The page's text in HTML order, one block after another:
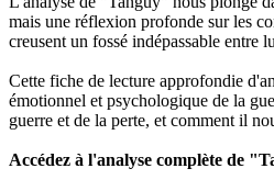
mais une réflexion profonde sur les
creusent un fossé indépassable entre
Cette fiche de lecture approfondie
émotionnel et psychologique de la
guerre et de la perte, et comment il
Accédez à l'analyse complète de